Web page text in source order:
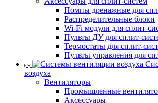
Помпы дренажные для
Распределительные блоки
Wi-Fi модули для сплит-
Пульты ДУ для сплит-
Термостаты для сплит-
Пульты управления для
воздуха
Вентиляторы
Промышленные
Аксессуары